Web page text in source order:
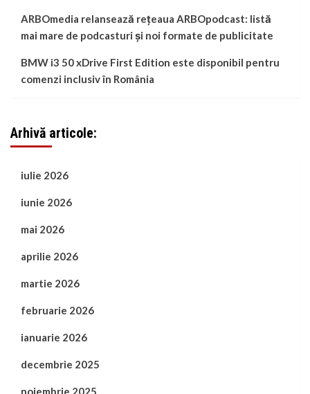
ARBOmedia relansează rețeaua ARBOpodcast: listă
mai mare de podcasturi și noi formate de publicitate
BMW i3 50 xDrive First Edition este disponibil pentru
comenzi inclusiv în România
Arhivă articole:
iulie 2026
iunie 2026
mai 2026
aprilie 2026
martie 2026
februarie 2026
ianuarie 2026
decembrie 2025
noiembrie 2025